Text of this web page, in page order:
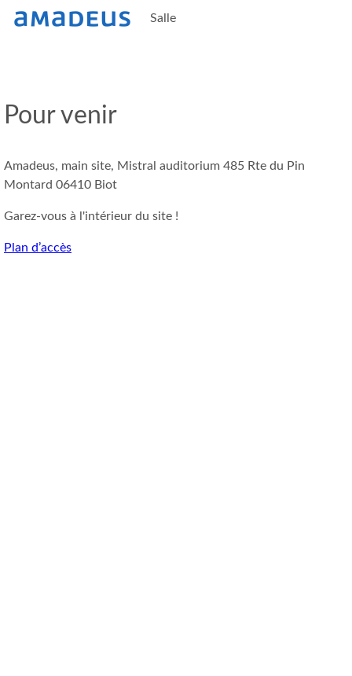
Salle
Pour venir
Amadeus, main site, Mistral auditorium 485 Rte du Pin
Montard 06410 Biot
Garez-vous à l'intérieur du site !
Plan d’accès